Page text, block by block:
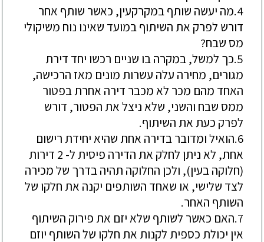
4. מה יעשה שותף במקרקעין, כאשר שותף אחר
דורש לפרק את השיתוף במועד שאינו נוח משיקולי
מס שבח?
5. כך למשל, במקרה בו שניים רכשו יחד דירת
מגורים, מחירה עלה עשרות מונים מאז הרכישה,
האחד מהם מכר לא מכבר דירה אחרת בפטור
ממס שבח והשני, שלא ניצל את הפטור, דורש
לפרק כעת את השיתוף.
6. הואיל ומדובר בדירה אחת שהיא יחידת רישום
אחת, לא ניתן לחלק את הדירה פיסית ל- 2 דירות
(חלוקה בעין), ולכן החלוקה תהיה בדרך של מכירה
לצד שלישי, או שאחד השותפים יקנה את חלקו של
השותף האחר.
7. האם כאשר לשותף שלא יזם את פירוק השיתוף
אין יכולת כספית לקנות את חלקו של השותף יוזם